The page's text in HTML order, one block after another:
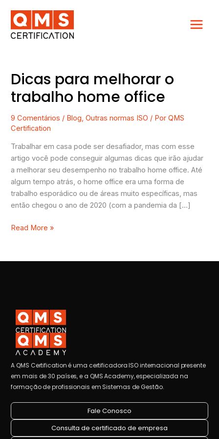
para
conteúdo
Dicas para melhorar o
trabalho home office
9 Comentários / Blog,Outras normas ISO / PorQMS
Certification
Trabalhar em casa pode ser desafiador, mas com esse
artigo você pode conseguir algumas dicas que irão ajudar
a melhorar seu desempenho no trabalho home office. Até
algum tempo atrás, o home office era uma forma de
trabalho esporádico ou de áreas muito específicas, mas
então chegou o ano de 2020 (com a pandemia da […]
Dicas
melhorar
trabalho
office
Read More »
A QMS Certification é uma certificadora ISO internacional presente
em mais de 30 países, e a QMS Academy, especializada na
formação de profissionais em Sistemas de Gestão.
Fale Conosco
Consulta de certificado de empresa